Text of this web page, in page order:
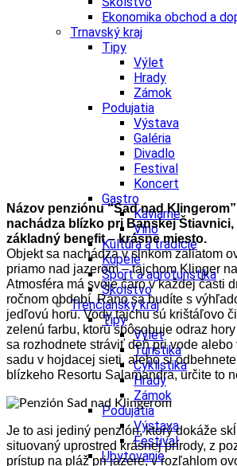
Ekonomika obchod a
Trnavský kraj
Tipy
Výlet
Hrady
Zámok
Podujatia
Výstava
Galéria
Divadlo
Festival
Koncert
Gastro
Kaviarne
Víno
Kultúra a tradície
Kúpele
Šport a agroturistika
Školstvo
Trenčiansky kraj
Tipy
Výlet
Turistika
Cyklistika
Hrady
Zámok
Podujatia
Výstava
Festival
Ubytovanie
Sad nad Klingerom
Sad nad Klingerom
Sad nad Klingerom
Názov penziónu “Sad nad
nachádza blízko pri Banskej
základný benefit – krásne miesto.
Objekt sa nachádza v slnkom zaliatom
priamo nad jazerom – tajchom Klinger
Atmosféra má svoje čaro v každej časti
ročnom období. Ráno sa budíte s
jedľovú horu. Vody tajchu sú krištáľovo
zelenú farbu, ktorú spôsobuje odraz
sa rozhodnete stráviť deň pri vode
sadu v hojdacej sieti, alebo si
blízkeho Resortu Salamandra, určite to
Je to asi jediný penzión, ktorý dokáže
situovaný uprostred krásnej prírody, z
prístup na pláž pri jazere, v rozľahlom